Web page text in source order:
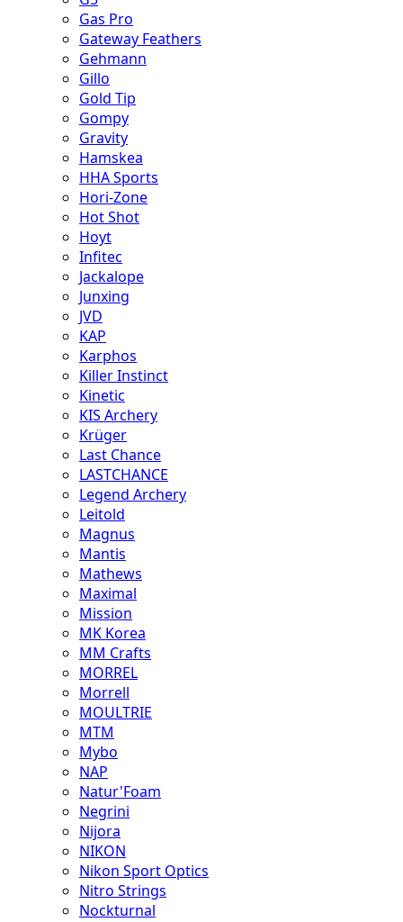
Gas Pro
Gateway Feathers
Gehmann
Gillo
Gold Tip
Gompy
Gravity
Hamskea
HHA Sports
Hori-Zone
Hot Shot
Hoyt
Infitec
Jackalope
Junxing
JVD
KAP
Karphos
Killer Instinct
Kinetic
KIS Archery
Krüger
Last Chance
LASTCHANCE
Legend Archery
Leitold
Magnus
Mantis
Mathews
Maximal
Mission
MK Korea
MM Crafts
MORREL
Morrell
MOULTRIE
MTM
Mybo
NAP
Natur'Foam
Negrini
Nijora
NIKON
Nikon Sport Optics
Nitro Strings
Nockturnal